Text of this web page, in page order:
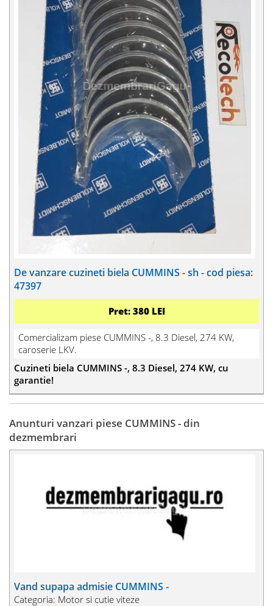
De vanzare cuzineti biela CUMMINS - sh - cod piesa:
47397
Pret: 380 LEI
Comercializam piese CUMMINS -, 8.3 Diesel, 274 KW,
caroserie LKV.
Cuzineti biela CUMMINS -, 8.3 Diesel, 274 KW, cu
garantie!
Anunturi vanzari piese CUMMINS - din
dezmembrari
Vand supapa admisie CUMMINS -
Categoria: Motor si cutie viteze